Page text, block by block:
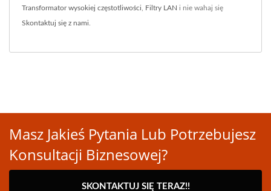
Transformator wysokiej częstotliwości Filtry LAN i nie wahaj się
Skontaktuj się z nami
Masz Jakieś Pytania Lub Potrzebujesz
Konsultacji Biznesowej?
SKONTAKTUJ SIĘ TERAZ!!